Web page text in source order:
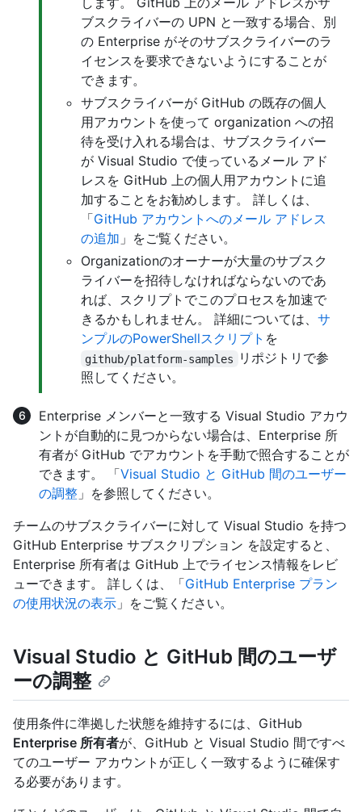
ブスクライバーの UPN と一致する場合、別
の Enterprise がそのサブスクライバーのラ
イセンスを要求できないようにすることが
できます。
サブスクライバーが GitHub の既存の個人
用アカウントを使って organization への招
待を受け入れる場合は、サブスクライバー
が Visual Studio で使っているメール アド
レスを GitHub 上の個人用アカウントに追
加することをお勧めします。 詳しくは、
「GitHub アカウントへのメール アドレス
の追加 」をご覧ください。
Organizationのオーナーが大量のサブスク
ライバーを招待しなければならないのであ
れば、スクリプトでこのプロセスを加速で
きるかもしれません。 詳細については、 サ
ンプルのPowerShellスクリプト を
github/platform-samples
リポジトリで参
照してください。
Enterprise メンバーと一致する Visual Studio アカウ
ントが自動的に見つからない場合は、Enterprise 所
有者が GitHub でアカウントを手動で照合することが
できます。 「Visual Studio と GitHub 間のユーザー
の調整 」を参照してください。
チームのサブスクライバーに対して Visual Studio を持つ
GitHub Enterprise サブスクリプション を設定すると、
Enterprise 所有者は GitHub 上でライセンス情報をレビ
ューできます。 詳しくは、「GitHub Enterprise プラン
の使用状況の表示 」をご覧ください。
Visual Studio と GitHub 間のユーザ
ーの調整
使用条件に準拠した状態を維持するには、GitHub
Enterprise 所有者が、GitHub と Visual Studio 間ですべ
てのユーザー アカウントが正しく一致するように確保す
る必要があります。